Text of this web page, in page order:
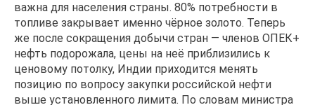
важна для населения страны. 80% потребности в
топливе закрывает именно чёрное золото. Теперь
же после сокращения добычи стран — членов ОПЕК+
нефть подорожала, цены на неё приблизились к
ценовому потолку, Индии приходится менять
позицию по вопросу закупки российской нефти
выше установленного лимита. По словам министра